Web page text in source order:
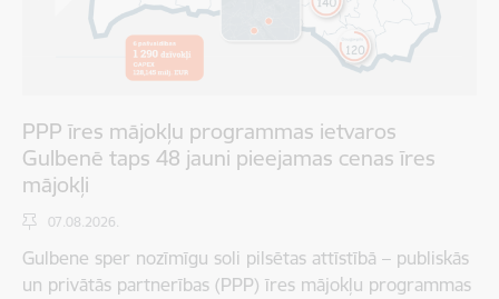
PPP īres mājokļu programmas ietvaros
Gulbenē taps 48 jauni pieejamas cenas īres
mājokļi
07.08.2026.
Gulbene sper nozīmīgu soli pilsētas attīstībā – publiskās
un privātās partnerības (PPP) īres mājokļu programmas